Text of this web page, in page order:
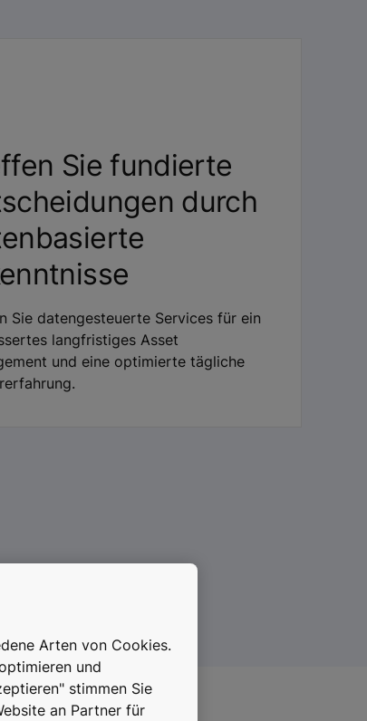
Sie fundierte
durch
Sie datengesteuerte Services für ein
langfristiges Asset
und eine optimierte tägliche
Arten von Cookies.
und
stimmen Sie
an Partner für